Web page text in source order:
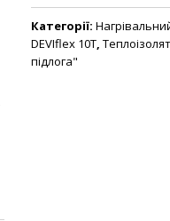
Категорії:
DEVIflex 10T,
підлога"